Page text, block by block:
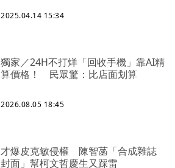
2025.04.14 15:34
獨家／24H不打烊「回收手機」靠AI精
算價格！ 民眾驚：比店面划算
2026.08.05 18:45
才爆皮克敏侵權 陳智菡「合成雜誌
封面」幫柯文哲慶生又踩雷